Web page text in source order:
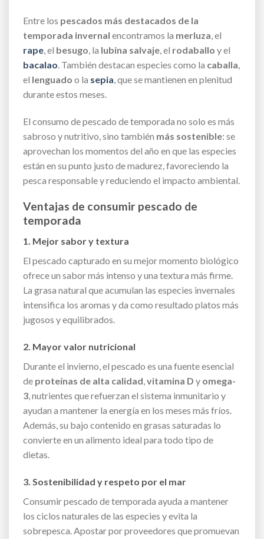
Entre los pescados más destacados de la
temporada invernal encontramos la merluza, el
rape, el besugo, la lubina salvaje, el rodaballo y el
bacalao. También destacan especies como la caballa,
el lenguado o la sepia, que se mantienen en plenitud
durante estos meses.
El consumo de pescado de temporada no solo es más
sabroso y nutritivo, sino también más sostenible: se
aprovechan los momentos del año en que las especies
están en su punto justo de madurez, favoreciendo la
pesca responsable y reduciendo el impacto ambiental.
Ventajas de consumir pescado de
temporada
1. Mejor sabor y textura
El pescado capturado en su mejor momento biológico
ofrece un sabor más intenso y una textura más firme.
La grasa natural que acumulan las especies invernales
intensifica los aromas y da como resultado platos más
jugosos y equilibrados.
2. Mayor valor nutricional
Durante el invierno, el pescado es una fuente esencial
de proteínas de alta calidad,vitamina D y omega-
3, nutrientes que refuerzan el sistema inmunitario y
ayudan a mantener la energía en los meses más fríos.
Además, su bajo contenido en grasas saturadas lo
convierte en un alimento ideal para todo tipo de
dietas.
3. Sostenibilidad y respeto por el mar
Consumir pescado de temporada ayuda a mantener
los ciclos naturales de las especies y evita la
sobrepesca. Apostar por proveedores que promuevan